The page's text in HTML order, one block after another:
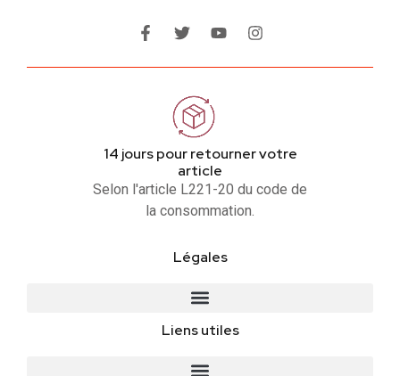
14 jours pour retourner votre
article
Selon l'article L221-20 du code de
la consommation.
Légales
Liens utiles